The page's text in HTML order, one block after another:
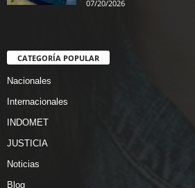
07/20/2026
CATEGORÍA POPULAR
Nacionales
Internacionales
INDOMET
JUSTICIA
Noticias
Blog